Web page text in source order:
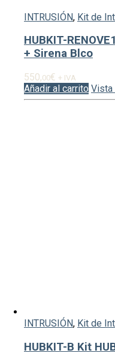
INTRUSIÓN, Kit de
HUBKIT-
+ Sirena Blco
550,00€ + IVA
Añadir al carrito Vista
INTRUSIÓN, Kit de
HUBKIT-B Kit